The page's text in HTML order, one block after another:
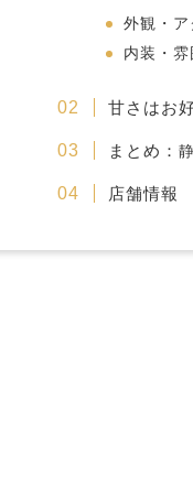
外観・ア
内装・雰
甘さはお
まとめ：
店舗情報